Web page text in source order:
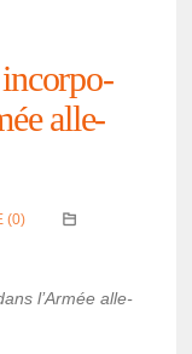
incor­po­
alle­
(0)
l’Ar­mée alle­